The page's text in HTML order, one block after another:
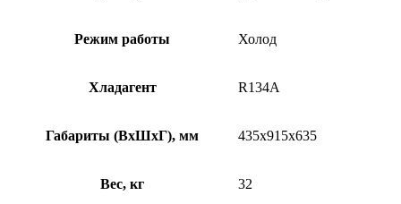
Режим работы Холод
Хладагент R134A
Габариты (ВхШхГ), мм 435х915х635
Вес, кг 32